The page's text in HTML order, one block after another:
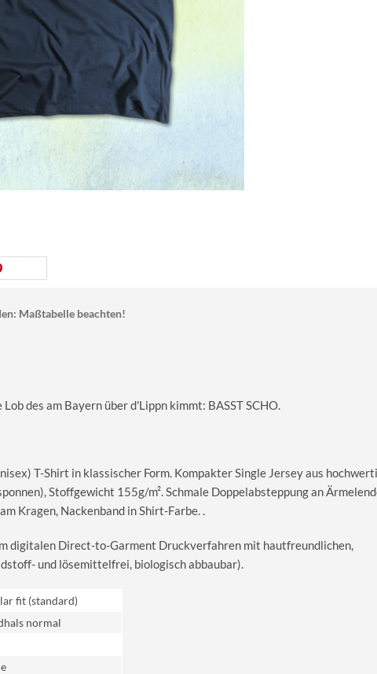
Maßtabelle beachten!
des am Bayern über d'Lippn kimmt: BASST SCHO.
T-Shirt in klassischer Form. Kompakter Single Jersey aus
Stoffgewicht 155g/m². Schmale Doppelabsteppung an
Kragen, Nackenband in Shirt-Farbe. .
digitalen Direct-to-Garment Druckverfahren mit hautfreundlichen,
und lösemittelfrei, biologisch abbaubar).
fit (standard)
normal